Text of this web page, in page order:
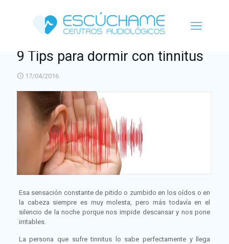
9 Tips para dormir con tinnitus
17/04/2016
Esa sensación constante de pitido o zumbido en los oídos o en
la cabeza siempre es muy molesta, pero más todavía en el
silencio de la noche porque nos impide descansar y nos pone
irritables.
La persona que sufre tinnitus lo sabe perfectamente y llega